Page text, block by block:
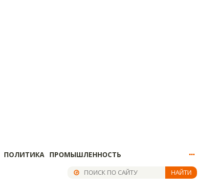
ПОЛИТИКА ПРОМЫШЛЕННОСТЬ
НАЙТИ